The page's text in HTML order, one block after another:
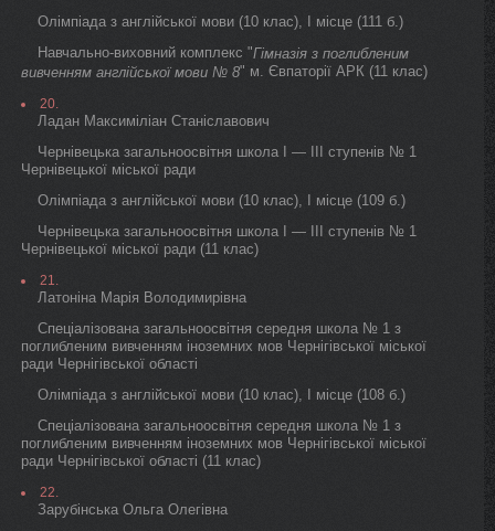
Олімпіада з англійської мови (10 клас), I місце (111 б.)
Навчально-виховний комплекс "Гімназія з поглибленим
вивченням англійської мови № 8" м. Євпаторії АРК (11 клас)
20.
Ладан Максиміліан Станіславович
Чернівецька загальноосвітня школа I — III ступенів № 1
Чернівецької міської ради
Олімпіада з англійської мови (10 клас), I місце (109 б.)
Чернівецька загальноосвітня школа I — III ступенів № 1
Чернівецької міської ради (11 клас)
21.
Латоніна Марія Володимирівна
Спеціалізована загальноосвітня середня школа № 1 з
поглибленим вивченням іноземних мов Чернігівської міської
ради Чернігівської області
Олімпіада з англійської мови (10 клас), I місце (108 б.)
Спеціалізована загальноосвітня середня школа № 1 з
поглибленим вивченням іноземних мов Чернігівської міської
ради Чернігівської області (11 клас)
22.
Зарубінська Ольга Олегівна